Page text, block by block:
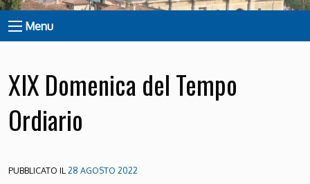
Menu
XIX Domenica del Tempo
Ordiario
PUBBLICATO IL28 AGOSTO 2022